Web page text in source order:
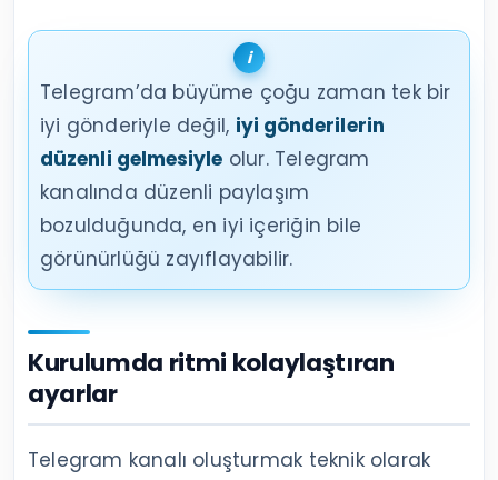
Telegram’da büyüme çoğu zaman tek bir
iyi gönderiyle değil, iyi gönderilerin
düzenli gelmesiyle olur. Telegram
kanalında düzenli paylaşım
bozulduğunda, en iyi içeriğin bile
görünürlüğü zayıflayabilir.
Kurulumda ritmi kolaylaştıran
ayarlar
Telegram kanalı oluşturmak teknik olarak